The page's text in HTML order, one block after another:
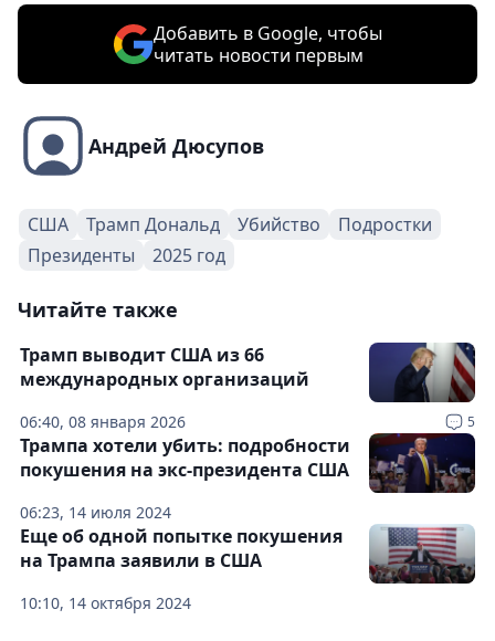
Добавить в Google, чтобы
читать новости первым
Андрей Дюсупов
США Трамп Дональд Убийство
Подростки
Президенты
2025 год
Читайте также
06:40, 08 января 2026 5
Трамп выводит США из 66
международных организаций
06:23, 14 июля 2024
Трампа хотели убить: подробности
покушения на экс-президента США
10:10, 14 октября 2024
Еще об одной попытке покушения
на Трампа заявили в США